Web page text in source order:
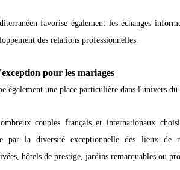
favorise également les échanges
des relations professionnelles.
pour les mariages
également une place particulière dans l'univers du
couples français et internationaux
par la diversité exceptionnelle des lieux de
hôtels de prestige, jardins remarquables ou